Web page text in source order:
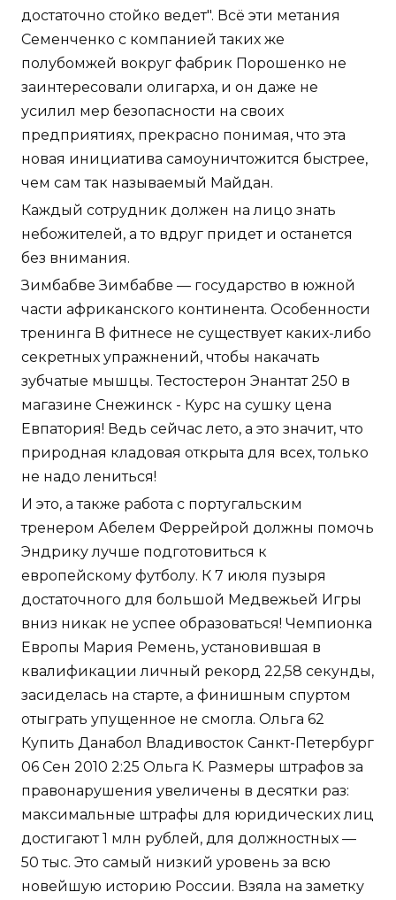
достаточно стойко ведет". Всё эти метания
Семенченко с компанией таких же
полубомжей вокруг фабрик Порошенко не
заинтересовали олигарха, и он даже не
усилил мер безопасности на своих
предприятиях, прекрасно понимая, что эта
новая инициатива самоуничтожится быстрее,
чем сам так называемый Майдан.
Каждый сотрудник должен на лицо знать
небожителей, а то вдруг придет и останется
без внимания.
Зимбабве Зимбабве — государство в южной
части африканского континента. Особенности
тренинга В фитнесе не существует каких-либо
секретных упражнений, чтобы накачать
зубчатые мышцы. Тестостерон Энантат 250 в
магазине Снежинск - Курс на сушку цена
Евпатория! Ведь сейчас лето, а это значит, что
природная кладовая открыта для всех, только
не надо лениться!
И это, а также работа с португальским
тренером Абелем Феррейрой должны помочь
Эндрику лучше подготовиться к
европейскому футболу. К 7 июля пузыря
достаточного для большой Медвежьей Игры
вниз никак не успее образоваться! Чемпионка
Европы Мария Ремень, установившая в
квалификации личный рекорд 22,58 секунды,
засиделась на старте, а финишным спуртом
отыграть упущенное не смогла. Ольга 62
Купить Данабол Владивосток Санкт-Петербург
06 Сен 2010 2:25 Ольга К. Размеры штрафов за
правонарушения увеличены в десятки раз:
максимальные штрафы для юридических лиц
достигают 1 млн рублей, для должностных —
50 тыс. Это самый низкий уровень за всю
новейшую историю России. Взяла на заметку